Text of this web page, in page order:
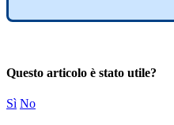
Questo articolo è stato utile?
Sì No